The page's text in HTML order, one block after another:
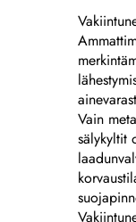
Vain
sälykyltit